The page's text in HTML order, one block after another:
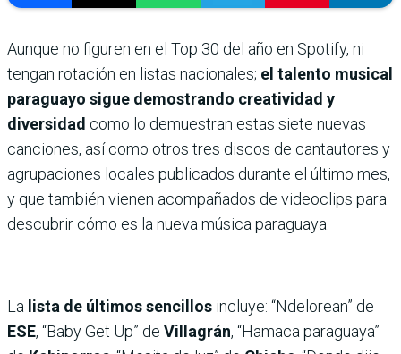
Aunque no figuren en el Top 30 del año en Spotify, ni
tengan rotación en listas nacionales; el talento musical
paraguayo sigue demostrando creatividad y
diversidad como lo demuestran estas siete nuevas
canciones, así como otros tres discos de cantautores y
agrupaciones locales publicados durante el último mes,
y que también vienen acompañados de videoclips para
descubrir cómo es la nueva música paraguaya.
La lista de últimos sencillos incluye: “Ndelorean” de
ESE, “Baby Get Up” de Villagrán, “Hamaca paraguaya”